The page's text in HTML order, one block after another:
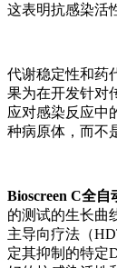
这表明抗感染活
代谢稳定性和药
果为在开发针对
应对感染反应中
种病原体，而不
Bioscreen C全
的测试的生长曲
主导向疗法（
定其抑制的特定